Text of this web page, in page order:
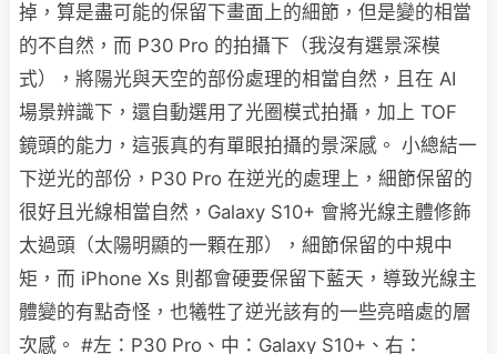
掉，算是盡可能的保留下畫面上的細節，但是變的相當
的不自然，而 P30 Pro 的拍攝下（我沒有選景深模
式），將陽光與天空的部份處理的相當自然，且在 AI
場景辨識下，還自動選用了光圈模式拍攝，加上 TOF
鏡頭的能力，這張真的有單眼拍攝的景深感。 小總結一
下逆光的部份，P30 Pro 在逆光的處理上，細節保留的
很好且光線相當自然，Galaxy S10+ 會將光線主體修飾
太過頭（太陽明顯的一顆在那），細節保留的中規中
矩，而 iPhone Xs 則都會硬要保留下藍天，導致光線主
體變的有點奇怪，也犧牲了逆光該有的一些亮暗處的層
次感。 #左：P30 Pro、中：Galaxy S10+、右：